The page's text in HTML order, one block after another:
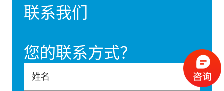
联系我们
您的联系方式？
姓名